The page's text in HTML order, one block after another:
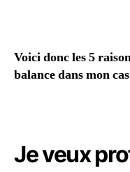
Voici donc les 5
balance dans mon
Je veux